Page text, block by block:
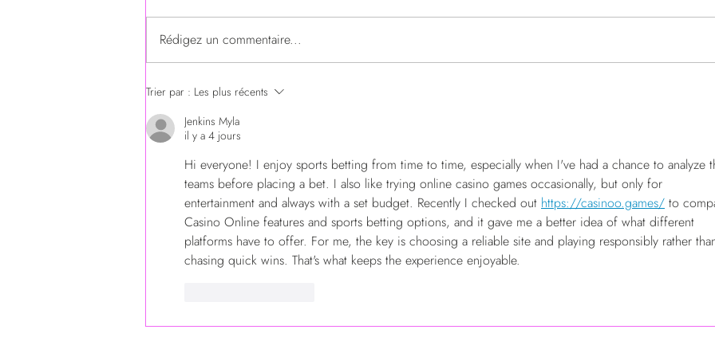
Guide du coureur
Rédigez un commentaire...
Trier par : Les plus récents
Jenkins Myla
il y a 4 jours
Hi everyone! I enjoy sports betting from time to time, especially when I've had a chance to analyze
teams before placing a bet. I also like trying online casino games occasionally, but only for
entertainment and always with a set budget. Recently I checked out https://casinoo.games/ to
Casino Online features and sports betting options, and it gave me a better idea of what different
platforms have to offer. For me, the key is choosing a reliable site and playing responsibly rather
chasing quick wins. That's what keeps the experience enjoyable.